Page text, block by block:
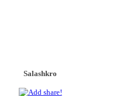
Salashkro